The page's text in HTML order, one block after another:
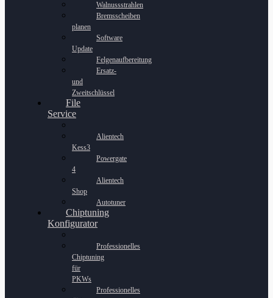
Walnussstrahlen
Bremsscheiben
planen
Software
Update
Felgenaufbereitung
Ersatz-
und
Zweitschlüssel
File
Service
Alientech
Kess3
Powergate
4
Alientech
Shop
Autotuner
Chiptuning
Konfigurator
Professionelles
Chiptuning
für
PKWs
Professionelles